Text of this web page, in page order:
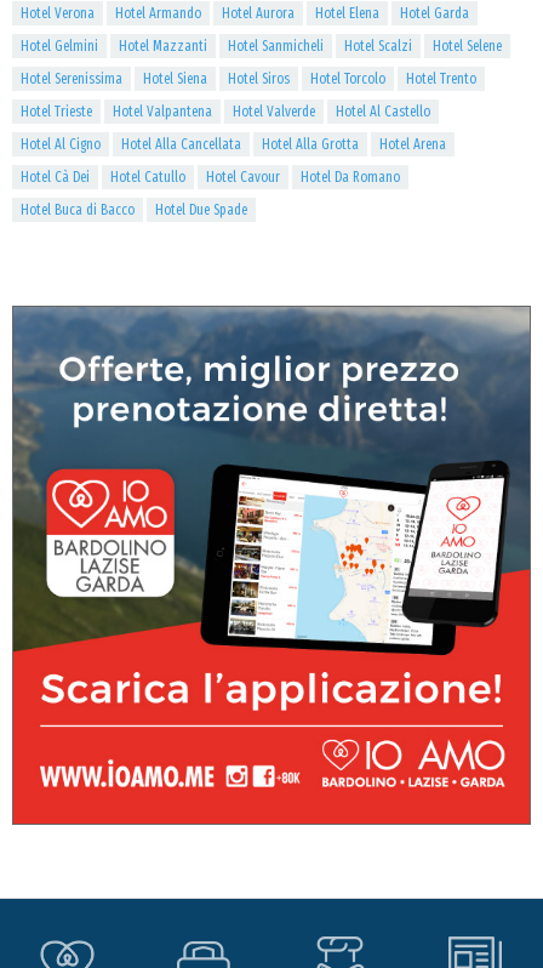
Hotel Verona
Hotel Armando Hotel Aurora Hotel Elena
Hotel Garda
Hotel Gelmini
Hotel Mazzanti Hotel Sanmicheli Hotel Scalzi
Hotel Selene
Hotel Serenissima
Hotel Siena Hotel Siros Hotel Torcolo
Hotel Trento
Hotel Trieste
Hotel Valpantena Hotel Valverde
Hotel Al Castello
Hotel Al Cigno
Hotel Alla Cancellata Hotel Alla Grotta
Hotel Arena
Hotel Cà Dei
Hotel Catullo Hotel Cavour
Hotel Da Romano
Hotel Buca di Bacco
Hotel Due Spade